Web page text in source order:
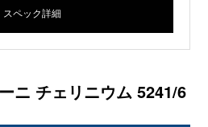
スペック詳細
ニ チェリニウム 5241/6